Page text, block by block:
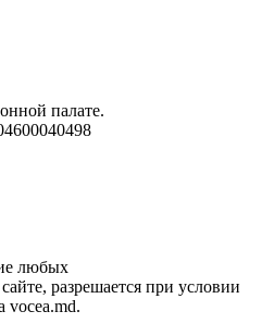
палате.
любых
разрешается при условии
vocea.md.